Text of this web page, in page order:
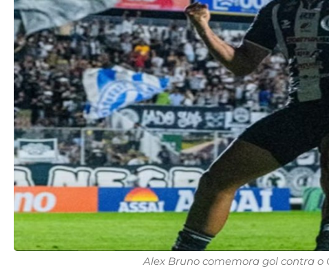
Alex Bruno comemora gol contra o